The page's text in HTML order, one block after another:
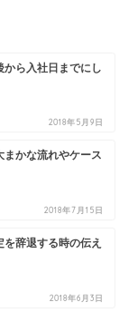
ら入社日までにし
2018年5月9日
かな流れやケース
2018年7月15日
辞退する時の伝え
2018年6月3日